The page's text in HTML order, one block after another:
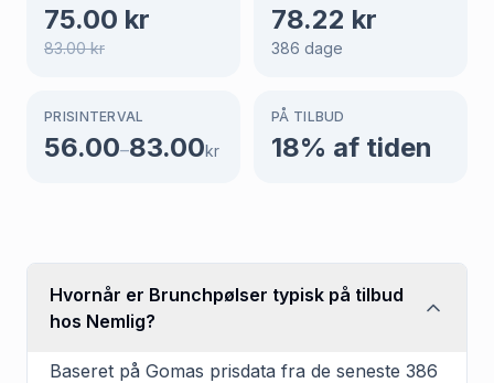
75.00 kr
83.00kr
78.22 kr
386 dage
PRISINTERVAL
56.00–83.00kr
PÅ TILBUD
18% af tiden
Hvornår er Brunchpølser typisk på tilbud
hos Nemlig?
Baseret på Gomas prisdata fra de seneste 386